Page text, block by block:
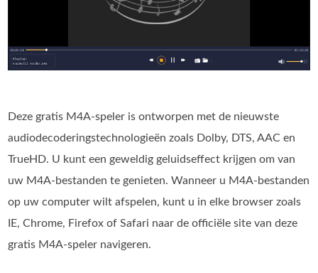
Deze gratis M4A-speler is ontworpen met de nieuwste
audiodecoderingstechnologieën zoals Dolby, DTS, AAC en
TrueHD. U kunt een geweldig geluidseffect krijgen om van
uw M4A-bestanden te genieten. Wanneer u M4A-bestanden
op uw computer wilt afspelen, kunt u in elke browser zoals
IE, Chrome, Firefox of Safari naar de officiële site van deze
gratis M4A-speler navigeren.